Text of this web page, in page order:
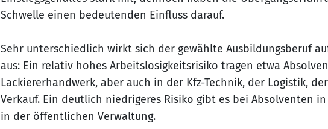
Schwelle einen bedeutenden Einfluss darauf.
Sehr unterschiedlich wirkt sich der gewählte Ausbildungsberuf
aus: Ein relativ hohes Arbeitslosigkeitsrisiko tragen etwa
Lackiererhandwerk, aber auch in der Kfz-Technik, der Logistik,
Verkauf. Ein deutlich niedrigeres Risiko gibt es bei Absolventen
in der öffentlichen Verwaltung.